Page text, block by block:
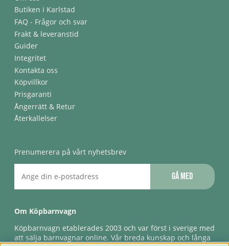
Butiken i Karlstad
FAQ - Frågor och svar
Frakt & leveranstid
Guider
Integritet
Kontakta oss
Köpvillkor
Prisgaranti
Ångerrätt & Retur
Återkallelser
Prenumerera på vårt nyhetsbrev
Gå med
Om Köpbarnvagn
Köpbarnvagn etablerades 2003 och var först i sverige med
att sälja barnvagnar online. Vår breda kunskap och långa